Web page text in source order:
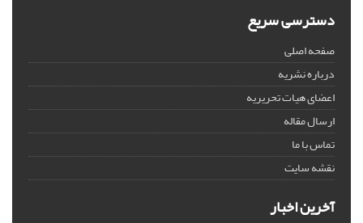
دسترسی سریع
صفحه اصلی
درباره نشریه
اعضای هیات تحریریه
ارسال مقاله
تماس با ما
نقشه سایت
آخرین اخبار